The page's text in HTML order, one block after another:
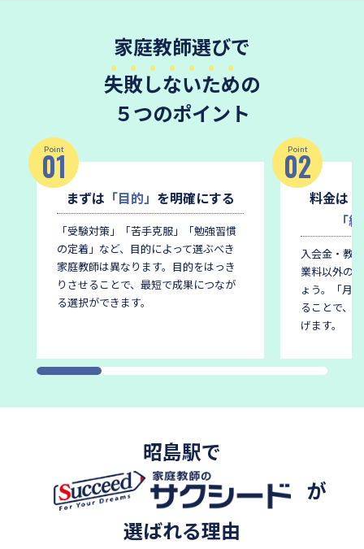
家庭教師選びで
失敗しないための
５つのポイント
Point
01
まずは 「目的」 を明確にする
「受験対策」「苦手克服」「勉強習慣
の定着」など、目的によって選ぶべき
家庭教師は異なります。 目的をはっき
りさせることで、最短で成果につなが
る選択ができます。
Point
02
料金は
「
入会金・教
業料以外の
ょう。
「月
ることで、
げます。
昭島駅で
が
選ばれる理由